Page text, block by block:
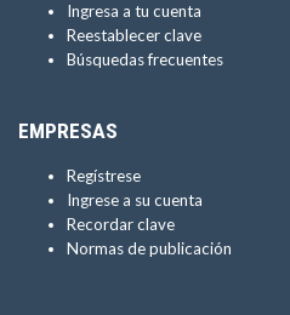
Ingresa a tu cuenta
Reestablecer clave
Búsquedas frecuentes
EMPRESAS
Regístrese
Ingrese a su cuenta
Recordar clave
Normas de publicación